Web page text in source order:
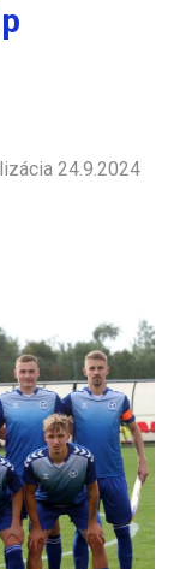
24.9.2024